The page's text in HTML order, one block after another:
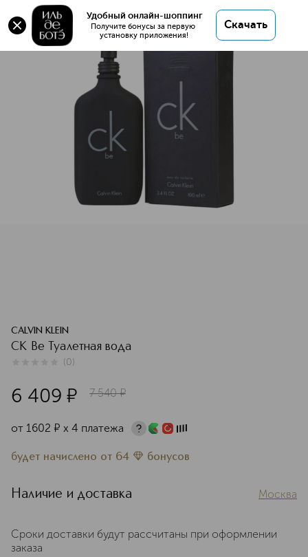
Удобный онлайн-шоппинг
Получите бонусы за первую
установку приложения!
Скачать
Оригинал 💯 CK Be Туалетная вода купить в
интернет магазине ИЛЬ ДЕ БОТЭ с доставкой.
CK Be Туалетная вода
Описание
CALVIN KLEIN
CK Be Туалетная вода
(0)
6 409 ¤ 7 540 ¤
от 1602 ¤ х 4 платежа
будет начислено от 64 бонусов
Наличие и доставка Москва
Сроки доставки будут рассчитаны при оформлении
заказа